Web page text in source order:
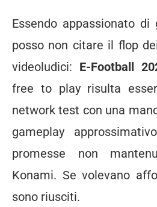
Essendo appassionato
posso non citare il flop
videoludici: E-Football
free to play risulta
network test con una
gameplay
promesse non
Konami. Se volevano
sono riusciti.